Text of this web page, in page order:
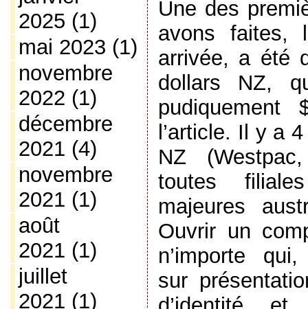
2025 (1)
mai 2023 (1)
novembre
2022 (1)
décembre
2021 (4)
novembre
2021 (1)
août
2021 (1)
juillet
2021 (1)
Une des
avons faites,
arrivée, a été
dollars NZ,
l’article. Il y a
NZ
toutes
majeures
Ouvrir un
n’importe
sur